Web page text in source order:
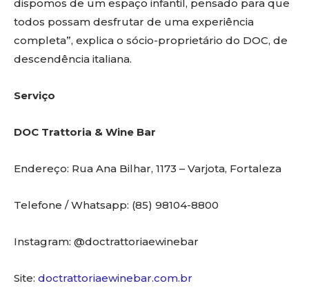
dispomos de um espaço infantil, pensado para que
todos possam desfrutar de uma experiência
completa”, explica o sócio-proprietário do DOC, de
descendência italiana.
Serviço
DOC Trattoria & Wine Bar
Endereço: Rua Ana Bilhar, 1173 – Varjota, Fortaleza
Telefone / Whatsapp: (85) 98104-8800
Instagram: @doctrattoriaewinebar
Site: doctrattoriaewinebar.com.br